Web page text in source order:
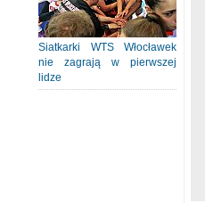
Siatkarki WTS Włocławek
nie zagrają w pierwszej
lidze